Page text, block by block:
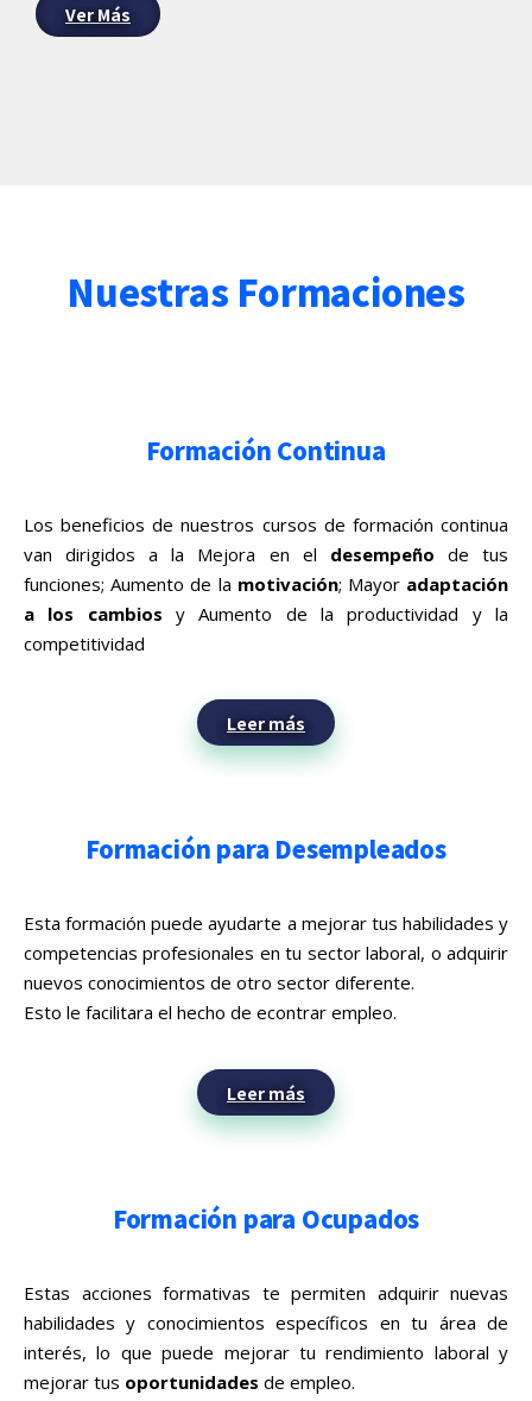
Ver Más
Nuestras Formaciones
Formación Continua
Los beneficios de nuestros cursos de formación continua
van dirigidos a la Mejora en el desempeño de tus
funciones; Aumento de la motivación; Mayor adaptación
a los cambios y Aumento de la productividad y la
competitividad
Leer más
Formación para Desempleados
Esta formación puede ayudarte a mejorar tus habilidades y
competencias profesionales en tu sector laboral, o adquirir
nuevos conocimientos de otro sector diferente.
Esto le facilitara el hecho de econtrar empleo.
Leer más
Formación para Ocupados
Estas acciones formativas te permiten adquirir nuevas
habilidades y conocimientos específicos en tu área de
interés, lo que puede mejorar tu rendimiento laboral y
mejorar tus oportunidades de empleo.